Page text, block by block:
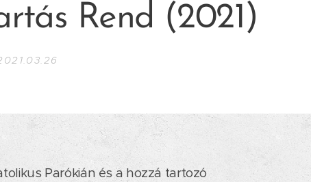
Rend (2021)
Parókián és a hozzá tartozó